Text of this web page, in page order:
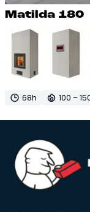
Ma­til­da 180
68h 100 –